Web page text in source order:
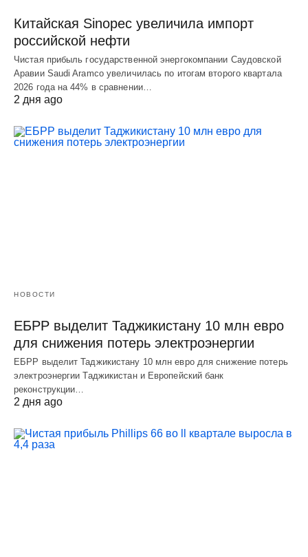
Китайская Sinopec увеличила импорт
российской нефти
Чистая прибыль государственной энергокомпании Саудовской
Аравии Saudi Aramco увеличилась по итогам второго квартала
2026 года на 44% в сравнении…
2 дня ago
НОВОСТИ
ЕБРР выделит Таджикистану 10 млн евро
для снижения потерь электроэнергии
ЕБРР выделит Таджикистану 10 млн евро для снижение потерь
электроэнергии Таджикистан и Европейский банк
реконструкции…
2 дня ago